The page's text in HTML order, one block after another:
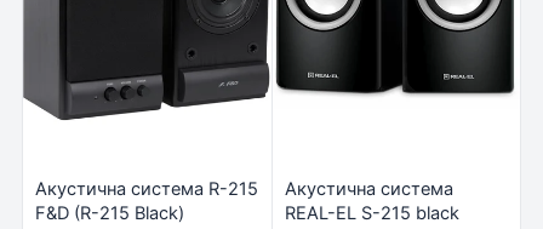
Акустична система R-215
F&D (R-215 Black)
Акустична система
REAL-EL S-215 black